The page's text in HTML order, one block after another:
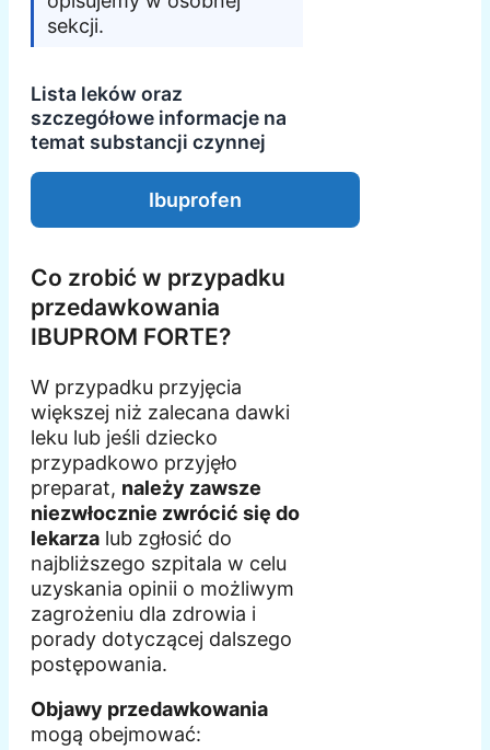
sekcji.
Lista leków oraz
szczegółowe informacje na
temat substancji czynnej
Ibuprofen
Co zrobić w przypadku
przedawkowania
IBUPROM FORTE?
W przypadku przyjęcia
większej niż zalecana dawki
leku lub jeśli dziecko
przypadkowo przyjęło
preparat, należy zawsze
niezwłocznie zwrócić się do
lekarza lub zgłosić do
najbliższego szpitala w celu
uzyskania opinii o możliwym
zagrożeniu dla zdrowia i
porady dotyczącej dalszego
postępowania.
Objawy przedawkowania
mogą obejmować: